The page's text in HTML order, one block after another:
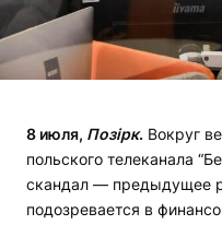
8 июля, Позірк. Вокруг
польского телеканала
скандал — предыдущее
подозревается в